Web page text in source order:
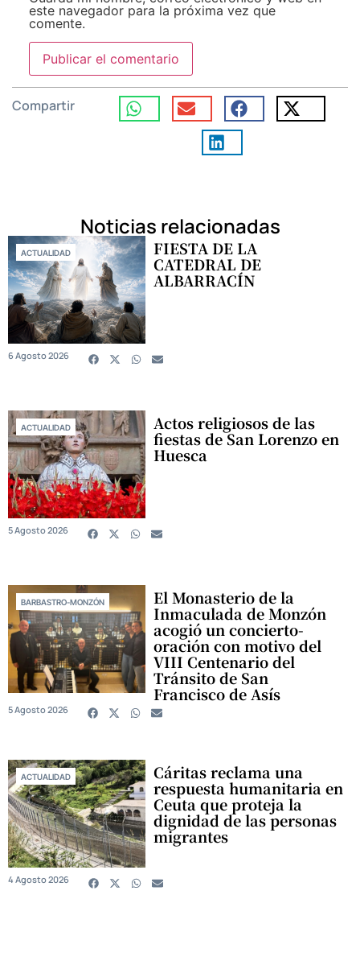
este navegador para la próxima vez que
comente.
Compartir
Noticias relacionadas
ACTUALIDAD FIESTA DE LA
CATEDRAL DE
ALBARRACÍN
6 Agosto 2026
ACTUALIDAD Actos religiosos de las
fiestas de San Lorenzo en
Huesca
5 Agosto 2026
BARBASTRO-MONZÓN El Monasterio de la
Inmaculada de Monzón
acogió un concierto-
oración con motivo del
VIII Centenario del
Tránsito de San
Francisco de Asís
5 Agosto 2026
ACTUALIDAD Cáritas reclama una
respuesta humanitaria en
Ceuta que proteja la
dignidad de las personas
migrantes
4 Agosto 2026